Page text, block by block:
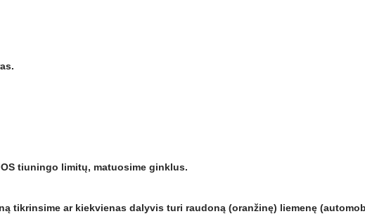
tiuningo limitų, matuosime ginklus.
tikrinsime ar kiekvienas dalyvis turi raudoną (oranžinę) liemenę